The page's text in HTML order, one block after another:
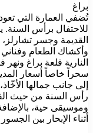
براغ
تُضفي العمارة التي
للاحتفال برأس السنة.
القديمة وجسر
وأكشاك الطعام
النارية قلعة براغ
سحراً خاصاً أسعار
إلى جانب جمالها
رأس السنة من حيث
وموسيقى حية،
أثناء الإبحار بين